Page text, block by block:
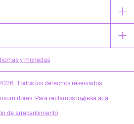
y monedas
Todos los derechos reservados.
Para reclamos ingresá acá.
de arrepentimiento